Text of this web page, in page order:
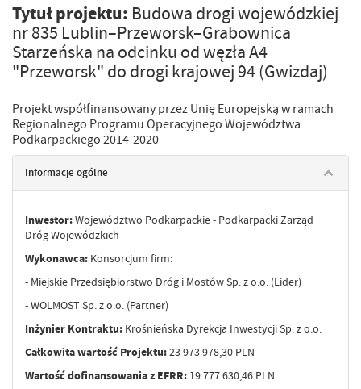
Tytuł projektu: Budowa drogi wojewódzkiej
nr 835 Lublin–Przeworsk–Grabownica
Starzeńska na odcinku od węzła A4
"Przeworsk" do drogi krajowej 94 (Gwizdaj)
Projekt współfinansowany przez Unię Europejską w ramach
Regionalnego Programu Operacyjnego Województwa
Podkarpackiego 2014-2020
Informacje ogólne
Inwestor:Województwo Podkarpackie - Podkarpacki Zarząd
Dróg Wojewódzkich
Wykonawca: Konsorcjum firm:
- Miejskie Przedsiębiorstwo Dróg i Mostów Sp. z o.o. (Lider)
- WOLMOST Sp. z o.o. (Partner)
Inżynier Kontraktu: Krośnieńska Dyrekcja Inwestycji Sp. z o.o.
Całkowita wartość Projektu:23 973 978,30 PLN
Wartość dofinansowania z EFRR: 19 777 630,46 PLN